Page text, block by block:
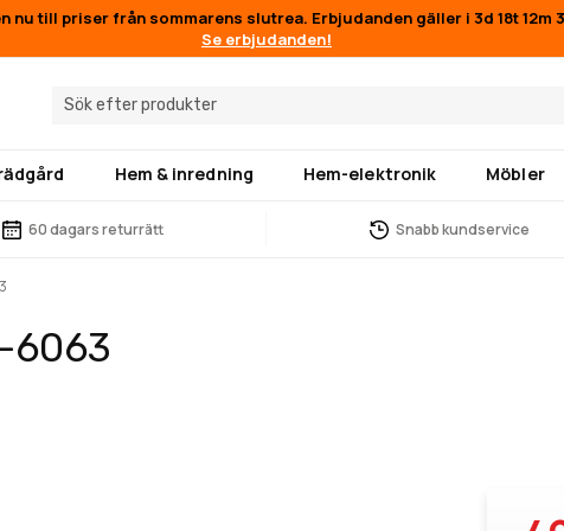
nu till priser från sommarens slutrea. Erbjudanden gäller i 3d 18t 12m
Se erbjudanden!
Hem & inredning Hem-elektronik Möbler
60 dagars returrätt Snabb kundservice
6063